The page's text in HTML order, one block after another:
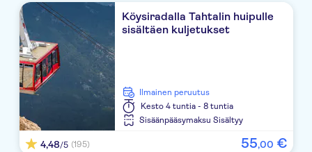
CORENDON PLAYA KEMER
Dobedan World Palace Hotel
Simena
Greenwood Kemer Resort
Pasha's Princess
Köysiradalla Tahtalin huipulle
sisältäen kuljetukset
Ilmainen peruutus
Kesto 4 tuntia - 8 tuntia
Sisäänpääsymaksu Sisältyy
4,48/5 (195) 55,00 €